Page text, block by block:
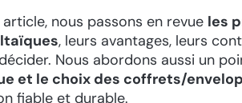
nous passons en revue les
, leurs avantages, leurs
Nous abordons aussi un
et le choix des coffrets/
fiable et durable.